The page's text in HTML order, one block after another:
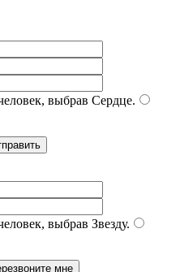
выбрав Сердце.
выбрав Звезду.